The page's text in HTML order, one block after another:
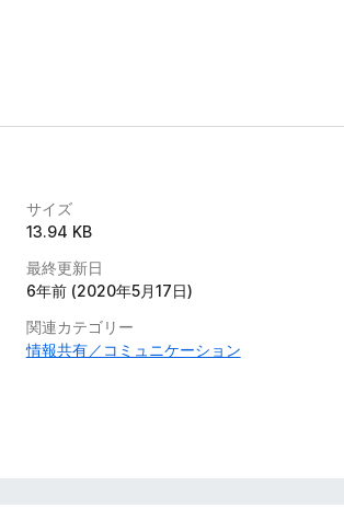
サイズ
13.94 KB
最終更新日
6年前 (2020年5月17日)
関連カテゴリー
情報共有／コミュニケーション